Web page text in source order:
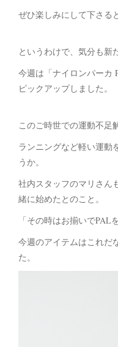
ぜひ楽しみにして下さる
というわけで、気分も新
今週は「ナイロンパーカ
ピックアップしました。
このご時世での運動不足
ランニングなど軽い運動
うか。
社内スタッフのマリさん
緒に始めたとのこと。
「その時はお揃いでPAL
今週のアイテムはこれだ
た。